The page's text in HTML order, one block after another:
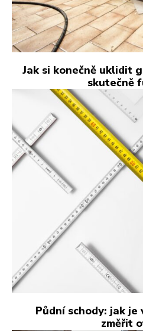
Jak si konečně uklidit
skutečně
Půdní schody: jak
změřit